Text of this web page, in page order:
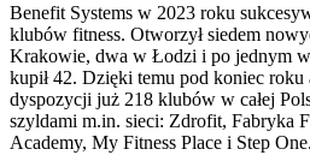
Benefit Systems w 2023 roku
klubów fitness. Otworzył siedem
Krakowie, dwa w Łodzi i po jednym
kupił 42. Dzięki temu pod koniec
dyspozycji już 218 klubów w całej
szyldami m.in. sieci: Zdrofit, Fabryka
Academy, My Fitness Place i Step One.